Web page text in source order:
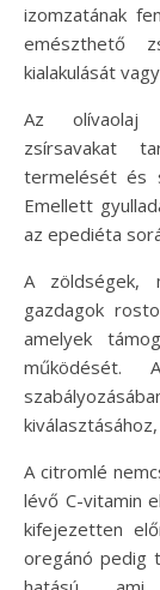
izomzatának
emészthető
kialakulását
Az olívaolaj
zsírsavakat
termelését és
Emellett
az epediéta
A zöldségek,
gazdagok
amelyek
működését.
A citromlé
lévő C-vitamin
kifejezetten
oregánó pedig